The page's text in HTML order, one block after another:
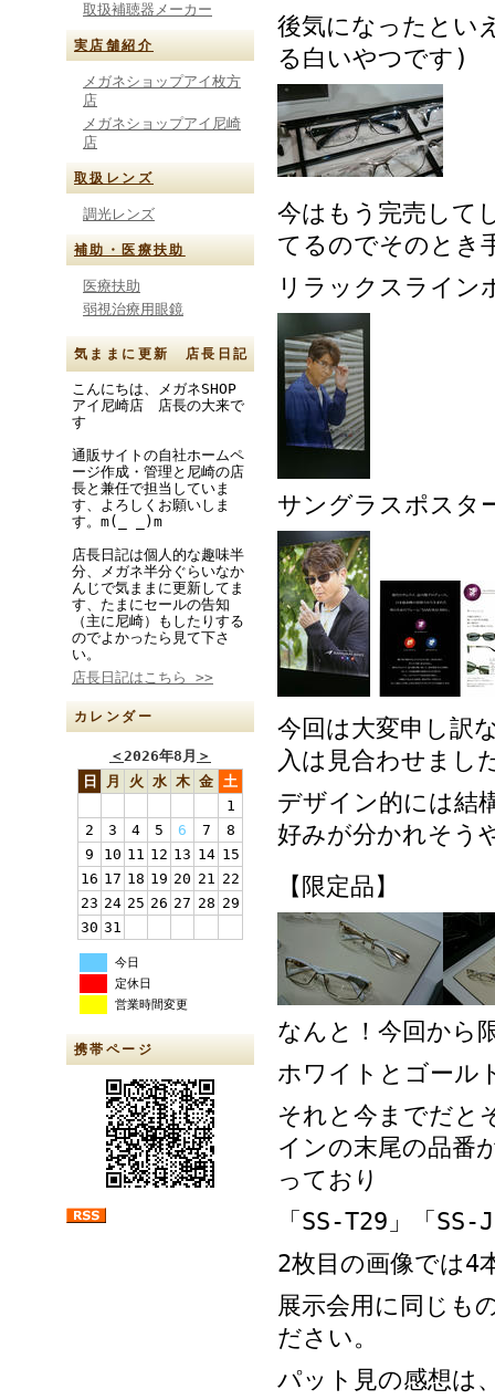
取扱補聴器メーカー
実店舗紹介
メガネショップアイ枚方
店
メガネショップアイ尼崎
店
取扱レンズ
調光レンズ
補助・医療扶助
医療扶助
弱視治療用眼鏡
気ままに更新 店長日記
こんにちは、メガネSHOP
アイ尼崎店 店長の大来で
す
通販サイトの自社ホームペ
ージ作成・管理と尼崎の店
長と兼任で担当していま
す、よろしくお願いしま
す。m(_ _)m
店長日記は個人的な趣味半
分、メガネ半分ぐらいなか
んじで気ままに更新してま
す、たまにセールの告知
（主に尼崎）もしたりする
のでよかったら見て下さ
い。
店長日記はこちら >>
カレンダー
＜2026年8月 ＞
日
月 火 水 木 金 土
1
2
3 4 5 6 7
8
9
10 11 12 13 14 15
16 17 18 19 20 21 22
23 24 25 26 27 28 29
30 31
今日
定休日
営業時間変更
携帯ページ
後気になったとい
る白いやつです)
今はもう完売して
てるのでそのとき
リラックスライン
サングラスポスタ
今回は大変申し訳
入は見合わせまし
デザイン的には結
好みが分かれそう
【限定品】
なんと！今回から
ホワイトとゴール
それと今までだと
インの末尾の品番
っており
「SS-T29」「
2枚目の画像では4
展示会用に同じも
ださい。
パット見の感想は